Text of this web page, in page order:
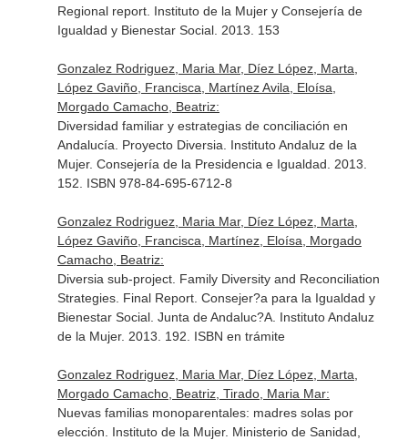
Regional report. Instituto de la Mujer y Consejería de
Igualdad y Bienestar Social. 2013. 153
Gonzalez Rodriguez, Maria Mar, Díez López, Marta,
López Gaviño, Francisca, Martínez Avila, Eloísa,
Morgado Camacho, Beatriz:
Diversidad familiar y estrategias de conciliación en
Andalucía. Proyecto Diversia. Instituto Andaluz de la
Mujer. Consejería de la Presidencia e Igualdad. 2013.
152. ISBN 978-84-695-6712-8
Gonzalez Rodriguez, Maria Mar, Díez López, Marta,
López Gaviño, Francisca, Martínez, Eloísa, Morgado
Camacho, Beatriz:
Diversia sub-project. Family Diversity and Reconciliation
Strategies. Final Report. Consejer?a para la Igualdad y
Bienestar Social. Junta de Andaluc?A. Instituto Andaluz
de la Mujer. 2013. 192. ISBN en trámite
Gonzalez Rodriguez, Maria Mar, Díez López, Marta,
Morgado Camacho, Beatriz, Tirado, Maria Mar:
Nuevas familias monoparentales: madres solas por
elección. Instituto de la Mujer. Ministerio de Sanidad,